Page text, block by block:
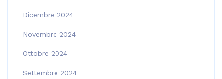
Dicembre 2024
Novembre 2024
Ottobre 2024
Settembre 2024